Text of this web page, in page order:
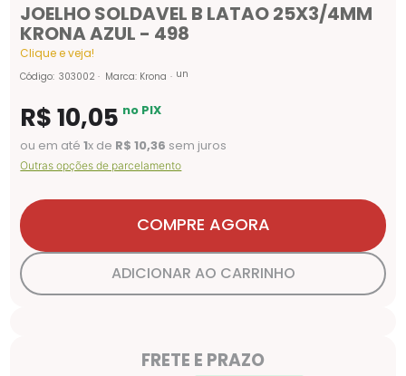
JOELHO SOLDAVEL B LATAO 25X3/4MM
KRONA AZUL - 498
Clique e veja!
Código: 303002 Marca: Krona un
R$10,05 no PIX
ou em até1x de R$ 10,36 sem juros
Outras opções de parcelamento
COMPRE AGORA
ADICIONAR AO CARRINHO